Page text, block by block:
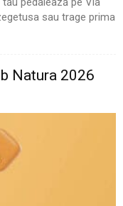
sau trage prima
Natura 2026